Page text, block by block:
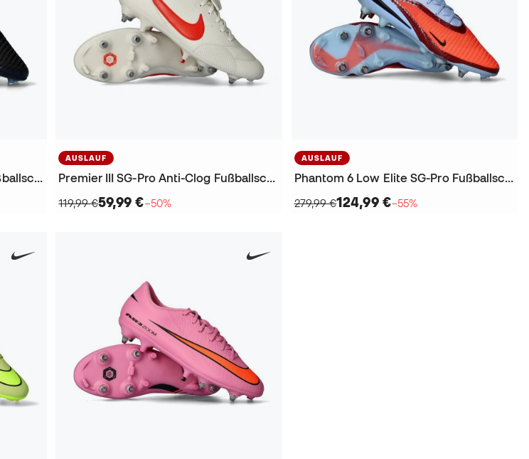
Phantom 6 Low Elite SG-Pro Fußballschuhe
AUSLAUF
Premier III SG-Pro Anti-Clog Fußballschuhe
119,99 €59,99 €−50%
AUSLAUF
Phantom 6 Low Elite SG-Pro Fußballschuhe
279,99 €124,99 €−55%